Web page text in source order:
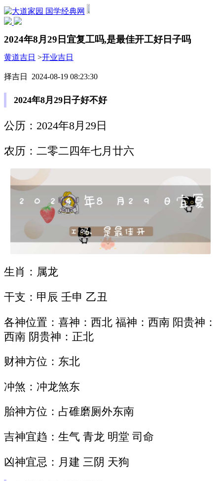
国学经典网
2024年8月29日宜复工吗,是最佳开工好日子吗
黄道吉日 >开业吉日
择吉日 2024-08-19 08:23:30
2024年8月29日子好不好
公历：2024年8月29日
农历：二零二四年七月廿六
生肖：属龙
干支：甲辰 壬申 乙丑
各神位置：喜神：西北 福神：西南 阳贵神：
西南 阴贵神：正北
财神方位：东北
冲煞：冲龙煞东
胎神方位：占碓磨厕外东南
吉神宜趋：生气 青龙 明堂 司命
凶神宜忌：月建 三阴 天狗